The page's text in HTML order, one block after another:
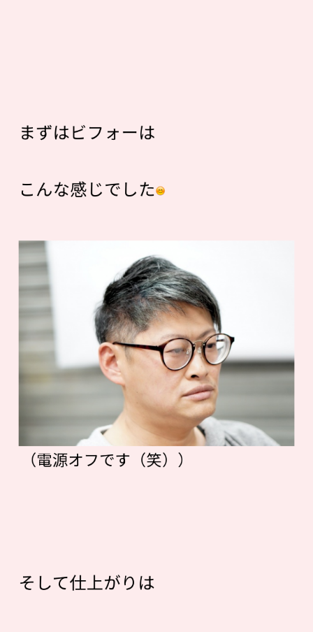
まずはビフォーは
こんな感じでした
（電源オフです（笑））
そして仕上がりは